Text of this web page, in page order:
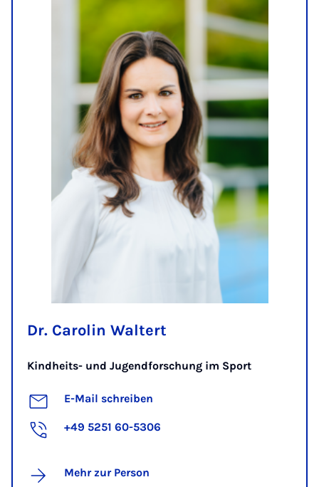
Dr. Carolin Waltert
Kindheits- und Jugendforschung im Sport
E-Mail schreiben
+49 5251 60-5306
Mehr zur Person